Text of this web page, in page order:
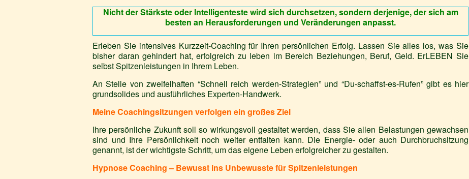
Nicht der Stärkste oder Intelligenteste wird sich durchsetzen, sondern derjenige, der sich am
besten an Herausforderungen und Veränderungen anpasst.
Erleben Sie intensives Kurzzeit-Coaching für Ihren persönlichen Erfolg. Lassen Sie alles los, was Sie
bisher daran gehindert hat, erfolgreich zu leben im Bereich Beziehungen, Beruf, Geld. ErLEBEN Sie
selbst Spitzenleistungen in Ihrem Leben.
An Stelle von zweifelhaften “Schnell reich werden-Strategien” und “Du-schaffst-es-Rufen” gibt es hier
grundsolides und ausführliches Experten-Handwerk.
Meine Coachingsitzungen verfolgen ein großes Ziel
Ihre persönliche Zukunft soll so wirkungsvoll gestaltet werden, dass Sie allen Belastungen gewachsen
sind und Ihre Persönlichkeit noch weiter entfalten kann. Die Energie- oder auch Durchbruchsitzung
genannt, ist der wichtigste Schritt, um das eigene Leben erfolgreicher zu gestalten.
Hypnose Coaching – Bewusst ins Unbewusste für Spitzenleistungen